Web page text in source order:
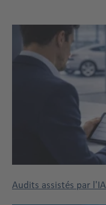
Audits assistés par l'IA